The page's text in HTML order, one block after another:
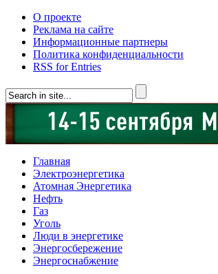
О проекте
Реклама на сайте
Информационные партнеры
Политика конфиденциальности
RSS for Entries
Главная
Электроэнергетика
Атомная Энергетика
Нефть
Газ
Уголь
Люди в энергетике
Энергосбережение
Энергоснабжение